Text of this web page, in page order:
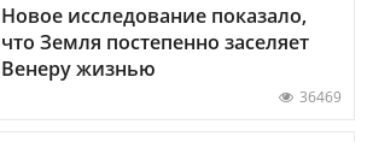
Новое исследование показало,
что Земля постепенно заселяет
Венеру жизнью
36469